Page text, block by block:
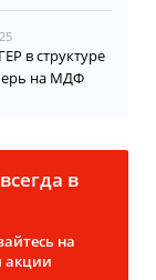
в структуре
на МДФ
в
на
акции